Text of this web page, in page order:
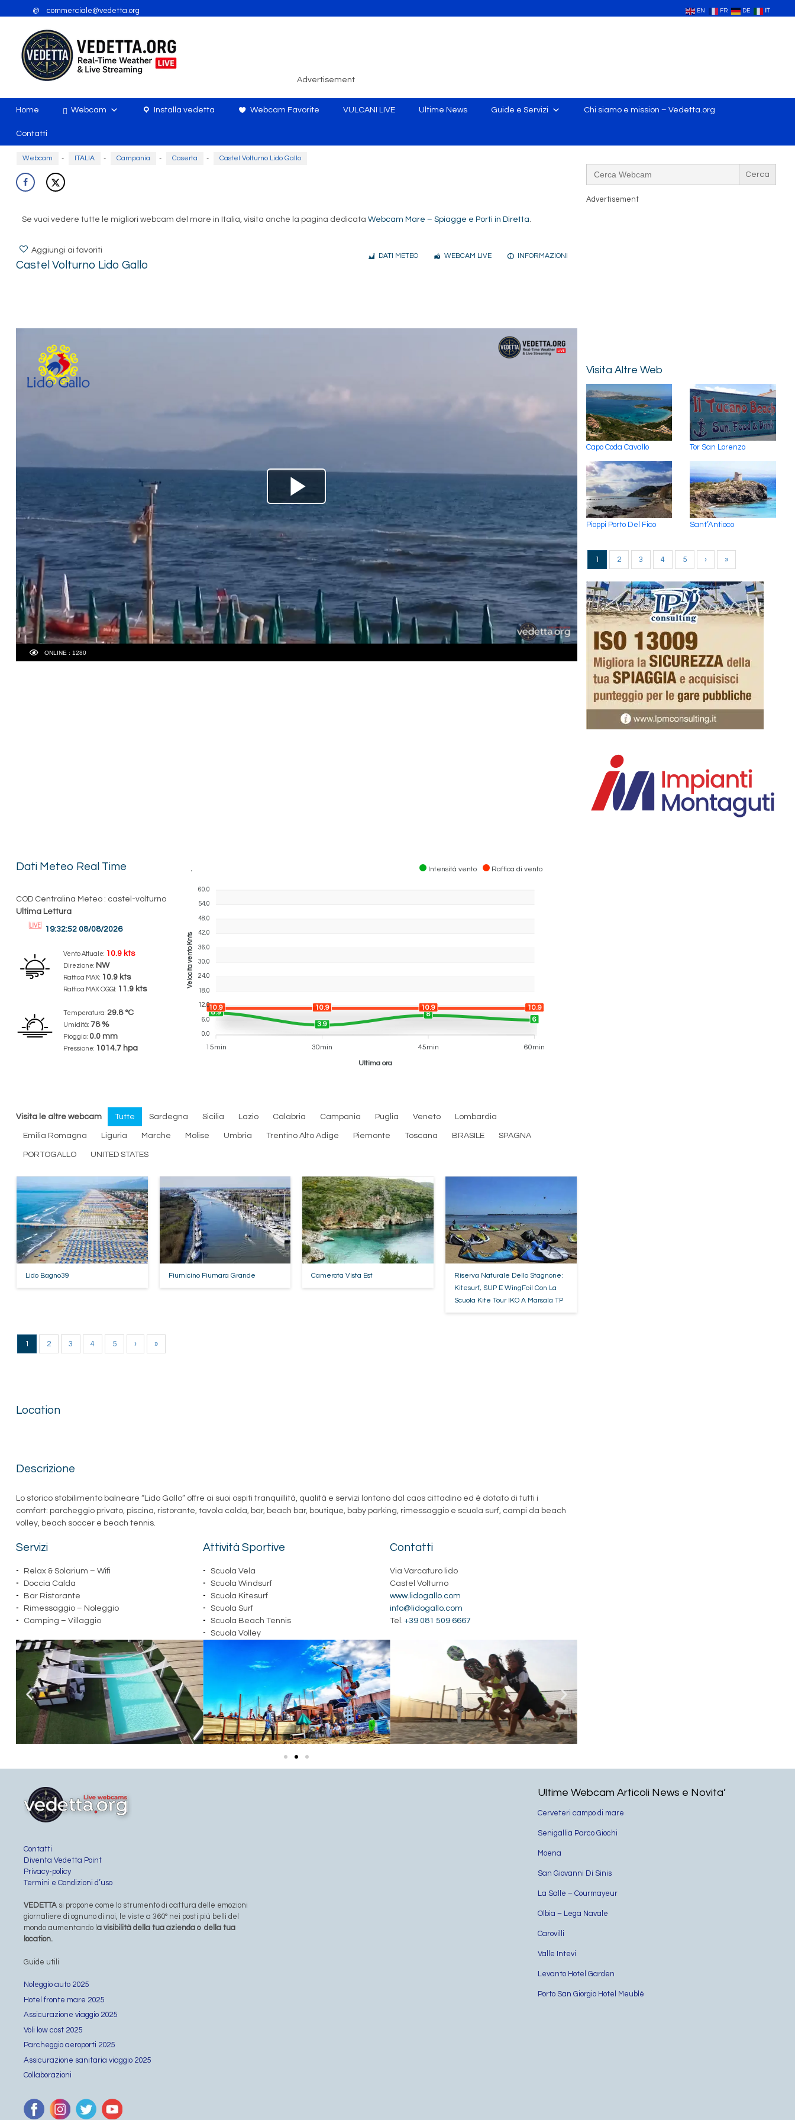
EN FR DE IT
@ commerciale@vedetta.org
Advertisement
Home Webcam Installa vedetta Webcam Favorite VULCANI LIVE Ultime News Guide e Servizi Chi siamo e mission – Vedetta.org
Contatti
Webcam - ITALIA - Campania - Caserta - Castel Volturno Lido Gallo
Se vuoi vedere tutte le migliori webcam del mare in Italia, visita anche la pagina dedicata Webcam Mare – Spiagge e Porti in Diretta
Aggiungi ai favoriti
Castel Volturno Lido Gallo
DATI METEO WEBCAM LIVE INFORMAZIONI
Dati Meteo Real Time
COD Centralina Meteo : castel-volturno
Ultima Lettura
19:32:52 08/08/2026
Vento Attuale: 10.9 kts
Direzione: NW
Raffica MAX: 10.9 kts
Raffica MAX OGGI: 11.9 kts
Temperatura: 29.8 °C
Umidità: 78 %
Pioggia: 0.0 mm
Pressione: 1014.7 hpa
Intensità vento Raffica di vento
15min 30min 45min 60min
Ultima ora
8.9
3.9
8
6
10.9 10.9 10.9 10.9
.
60.0
54.0
48.0
42.0
36.0
30.0
24.0
18.0
12.0
6.0
0.0
Velocita vento Knts
Visita le altre webcam Tutte Sardegna Sicilia Lazio Calabria Campania Puglia Veneto Lombardia
Emilia Romagna Liguria Marche Molise Umbria Trentino Alto Adige Piemonte Toscana BRASILE SPAGNA
PORTOGALLO UNITED STATES
Lido Bagno39 Fiumicino Fiumara Grande Camerota Vista Est
Riserva Naturale Dello Stagnone:
Kitesurf, SUP E WingFoil Con La
Scuola Kite Tour IKO A Marsala TP
1 2 3 4 5 › »
Location
Descrizione
Lo storico stabilimento balneare “Lido Gallo” offre ai suoi ospiti tranquillità, qualità e servizi lontano dal caos cittadino ed è dotato di tutti i
comfort: parcheggio privato, piscina, ristorante, tavola calda, bar, beach bar, boutique, baby parking, rimessaggio e scuola surf, campi da beach
volley, beach soccer e beach tennis.
Servizi
Relax & Solarium – Wifi
Doccia Calda
Bar Ristorante
Rimessaggio – Noleggio
Camping – Villaggio
Attività Sportive
Scuola Vela
Scuola Windsurf
Scuola Kitesurf
Scuola Surf
Scuola Beach Tennis
Scuola Volley
Contatti
Via Varcaturo lido
Castel Volturno
www.lidogallo.com
info@lidogallo.com
Tel.+39 081 509 6667
Search
for:
Advertisement
Visita Altre Web
Capo Coda Cavallo Tor San Lorenzo
Pioppi Porto Del Fico Sant’Antioco
1 2 3 4 5 › »
Contatti
Diventa Vedetta Point
Privacy-policy
Termini e Condizioni d’uso
VEDETTA si propone come lo strumento di cattura delle emozioni
giornaliere di ognuno di noi, le viste a 360° nei posti più belli del
mondo aumentando l a visibilità della tua azienda o della tua
location.
Guide utili
Noleggio auto 2025
Hotel fronte mare 2025
Assicurazione viaggio 2025
Voli low cost 2025
Parcheggio aeroporti 2025
Assicurazione sanitaria viaggio 2025
Collaborazioni
Ultime Webcam Articoli News e Novita’
Cerveteri campo di mare
Senigallia Parco Giochi
Moena
San Giovanni Di Sinis
La Salle – Courmayeur
Olbia – Lega Navale
Carovilli
Valle Intevi
Levanto Hotel Garden
Porto San Giorgio Hotel Meublè